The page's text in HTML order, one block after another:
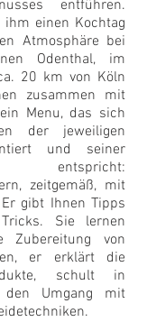
entführen.
einen Kochtag
Atmosphäre bei
Odenthal, im
20 km von Köln
zusammen mit
Menu, das sich
der jeweiligen
und seiner
entspricht:
zeitgemäß, mit
gibt Ihnen Tipps
Sie lernen
Zubereitung von
er erklärt die
schult in
den Umgang mit